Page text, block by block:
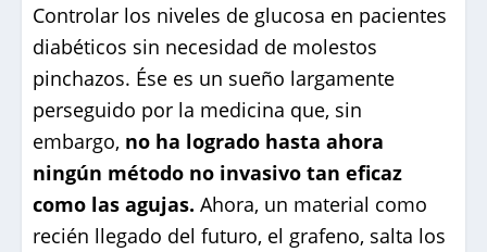
Controlar los niveles de glucosa en pacientes
diabéticos sin necesidad de molestos
pinchazos. Ése es un sueño largamente
perseguido por la medicina que, sin
embargo, no ha logrado hasta ahora
ningún método no invasivo tan eficaz
como las agujas. Ahora, un material como
recién llegado del futuro, el grafeno, salta los